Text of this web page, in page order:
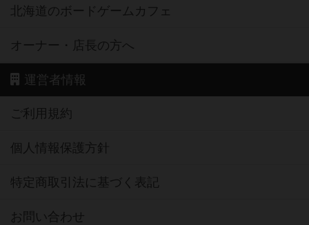
北海道のボードゲームカフェ
オーナー・店長の方へ
運営者情報
ご利用規約
個人情報保護方針
特定商取引法に基づく表記
お問い合わせ